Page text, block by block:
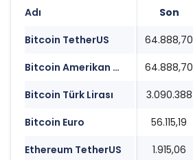
Adı Son
Bitcoin TetherUS
64.888,70
Bitcoin Amerikan Doları
64.888,70
Bitcoin Türk Lirası
3.090.388
Bitcoin Euro
56.115,19
Ethereum TetherUS
1.915,06